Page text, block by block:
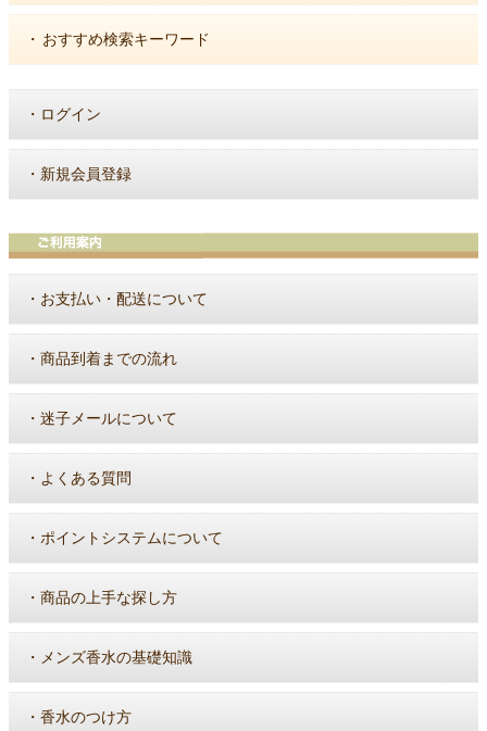
・ おすすめ検索キーワード
・ ログイン
・ 新規会員登録
・ お支払い・配送について
・ 商品到着までの流れ
・ 迷子メールについて
・ よくある質問
・ ポイントシステムについて
・ 商品の上手な探し方
・ メンズ香水の基礎知識
・ 香水のつけ方